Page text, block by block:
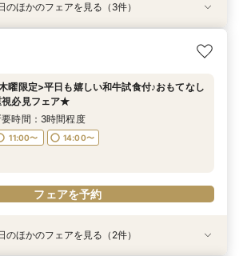
自宅で安心◎スマホやPCで参加】オンライン
場相談×見積もり相談フェア☆OPEN1周年記念
要時間：2時間程度
15:00〜
ット婚】駅徒歩1分＼大切な家族と挙げる／
トホームWD
11:00〜 14:00〜
曜限定》選べる2つのチャペル＆2つの会場
大100万特典♪
11:00〜
13:00〜
14:00〜
15:00〜
のほかのフェアを見る（3件）
曜限定>平日も嬉しい和牛試食付♪おもてなし
視必見フェア★
要時間：3時間程度
11:00〜 14:00〜
フェアを予約
のほかのフェアを見る（2件）